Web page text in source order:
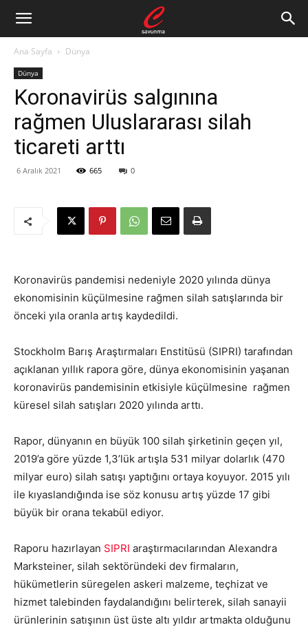
Ana Sayfa Dünya
Dünya
Koronavirüs salgınına
rağmen Uluslararası silah
ticareti arttı
6 Aralık 2021 665 0
Koronavirüs pandemisi nedeniyle 2020 yılında dünya
ekonomisinin küçülmesine rağmen silah satışlarında bir
önceki yıla oranla artış kaydedildi.
Stockholm Barış Araştırmaları Enstitüsü (SIPRI) tarafından
açıklanan yıllık rapora göre, dünya ekonomisinin yaşanan
koronavirüs pandemisinin etkisiyle küçülmesine rağmen
küresel silah satışları 2020 yılında arttı.
Rapor, dünyanın en büyük 100 silah şirketinin geçen yıl,
2019’a göre yüzde 1,3’lük artışla 531 milyar dolarlık (470
milyar euro) silah satışı yaptığını ortaya koyuyor. 2015 yılı
ile kıyaslandığında ise söz konusu artış yüzde 17 gibi
büyük bir orana tekabül ediyor.
Raporu hazırlayan SIPRI araştırmacılarından Alexandra
Marksteiner, silah sektöründeki dev firmaların,
hükümetlerin süregelen askeri malzeme, teçhizat ve
hizmet talebinden faydalandığını belirterek, silah sanayii
ürünlerinin satışının üst üste altı yıldır artmakta olduğunu